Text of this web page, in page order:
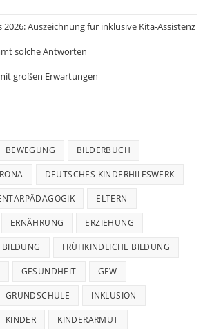
Auszeichnung für inklusive Kita-Assistenz
solche Antworten
großen Erwartungen
BEWEGUNG BILDERBUCH
DEUTSCHES KINDERHILFSWERK
ELTERN
ERNÄHRUNG ERZIEHUNG
FRÜHKINDLICHE BILDUNG
GESUNDHEIT GEW
GRUNDSCHULE INKLUSION
KINDER KINDERARMUT